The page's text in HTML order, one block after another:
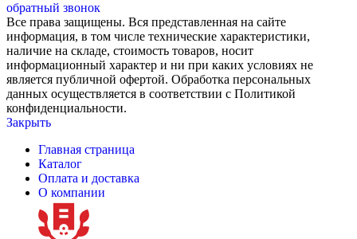
обратный звонок
Все права защищены. Вся представленная на сайте
информация, в том числе технические характеристики,
наличие на складе, стоимость товаров, носит
информационный характер и ни при каких условиях не
является публичной офертой. Обработка персональных
данных осуществляется в соответствии с Политикой
конфиденциальности.
Закрыть
Главная страница
Каталог
Оплата и доставка
О компании